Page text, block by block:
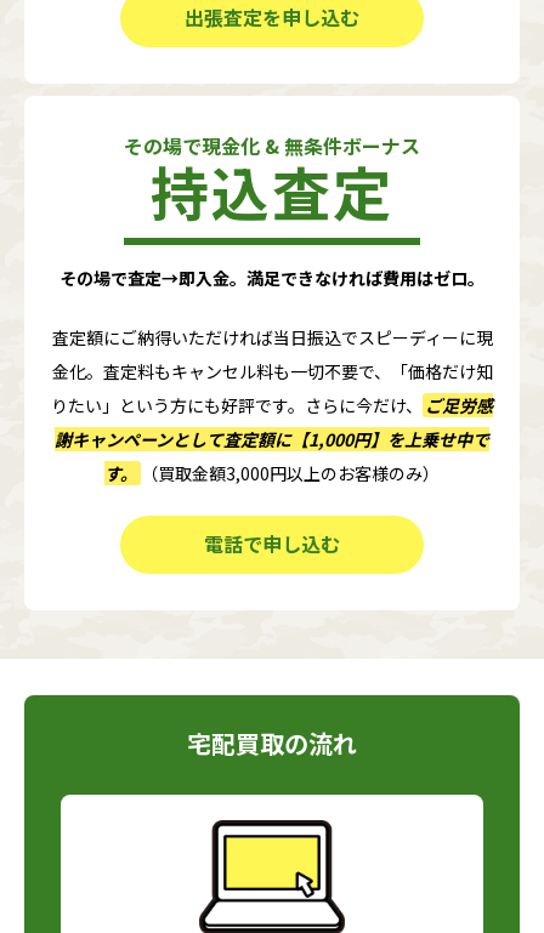
出張査定を申し込む
その場で現金化 & 無条件ボーナス
持込査定
その場で査定→即入金。満足できなければ費用はゼロ。
査定額にご納得いただければ当日振込でスピーディーに現
金化。査定料もキャンセル料も一切不要で、「価格だけ知
りたい」という方にも好評です。さらに今だけ、
ご足労感
謝キャンペーンとして査定額に【1,000円】 を上乗せ中で
す。
（買取金額3,000円以上のお客様のみ）
電話で申し込む
宅配買取の流れ